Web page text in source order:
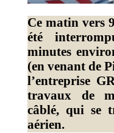
Ce matin vers
été
minutes
(en venant de
l’entreprise
travaux de
câblé, qui se
aérien.